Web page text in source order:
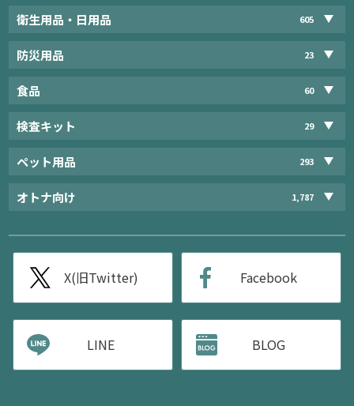
衛生用品・日用品 605
防災用品 23
食品 60
検査キット 29
ペット用品 293
オトナ向け 1,787
X(旧Twitter) Facebook
LINE BLOG